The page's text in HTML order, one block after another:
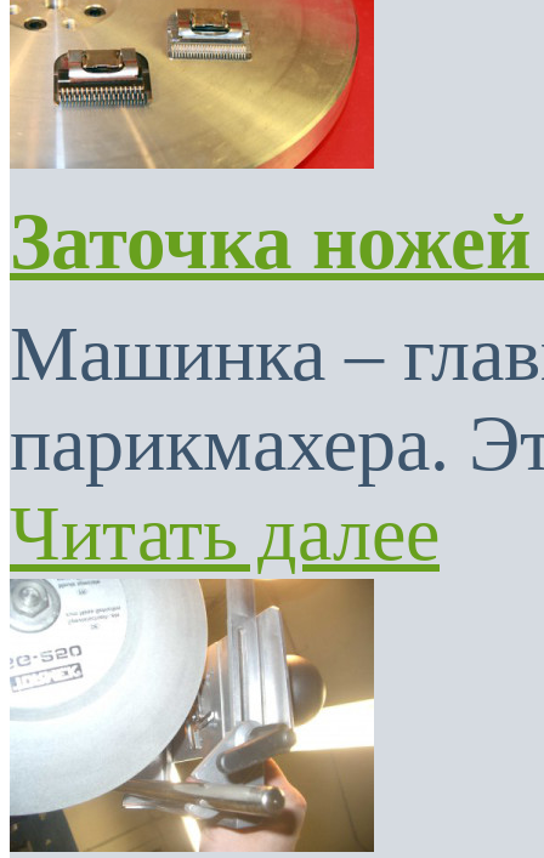
Заточка
Машинка –
парикмахера.
Читать далее